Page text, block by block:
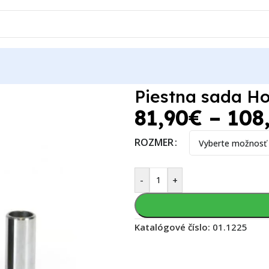
Piestna sada
81,90€ –
ROZMER
- +
Katalógové číslo: 01.1225